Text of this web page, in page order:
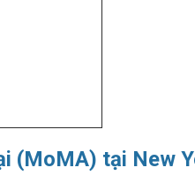
(MoMA) tại New